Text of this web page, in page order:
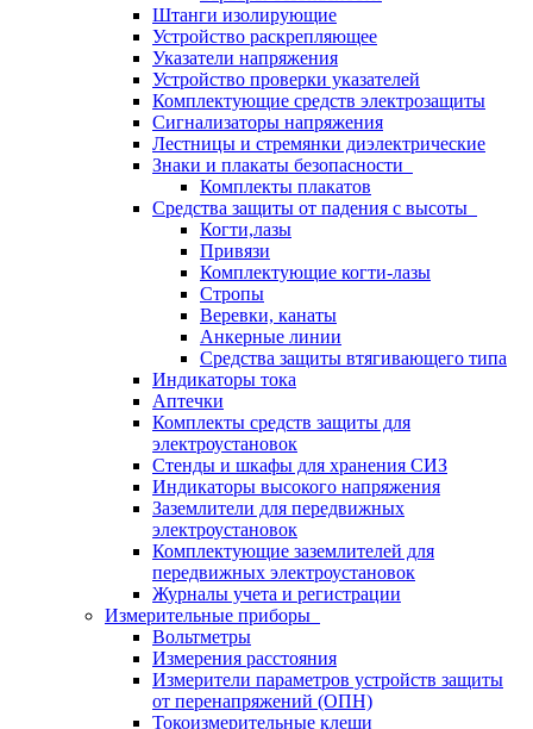
Штанги изолирующие
Устройство раскрепляющее
Указатели напряжения
Устройство проверки указателей
Комплектующие средств электрозащиты
Сигнализаторы напряжения
Лестницы и стремянки диэлектрические
Знаки и плакаты безопасности
Комплекты плакатов
Средства защиты от падения с высоты
Когти,лазы
Привязи
Комплектующие когти-лазы
Стропы
Веревки, канаты
Анкерные линии
Средства защиты втягивающего типа
Индикаторы тока
Аптечки
Комплекты средств защиты для
электроустановок
Стенды и шкафы для хранения СИЗ
Индикаторы высокого напряжения
Заземлители для передвижных
электроустановок
Комплектующие заземлителей для
передвижных электроустановок
Журналы учета и регистрации
Измерительные приборы
Вольтметры
Измерения расстояния
Измерители параметров устройств защиты
от перенапряжений (ОПН)
Токоизмерительные клещи